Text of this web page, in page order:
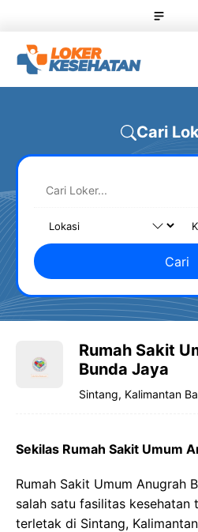
content
Cari
Cari
Rumah Sakit
Bunda Jaya
Sintang, Kalimantan
Sekilas Rumah Sakit Umum
Rumah Sakit Umum Anugrah
salah satu fasilitas kesehatan
terletak di Sintang,